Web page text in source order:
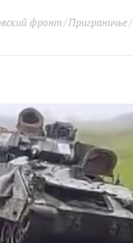
фронт Приграничье